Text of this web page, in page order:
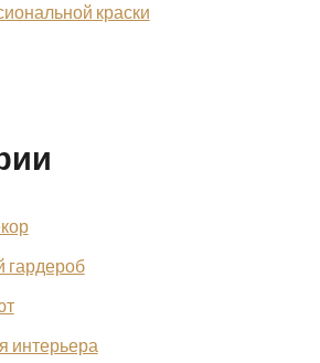
краски
гардероб
интерьера